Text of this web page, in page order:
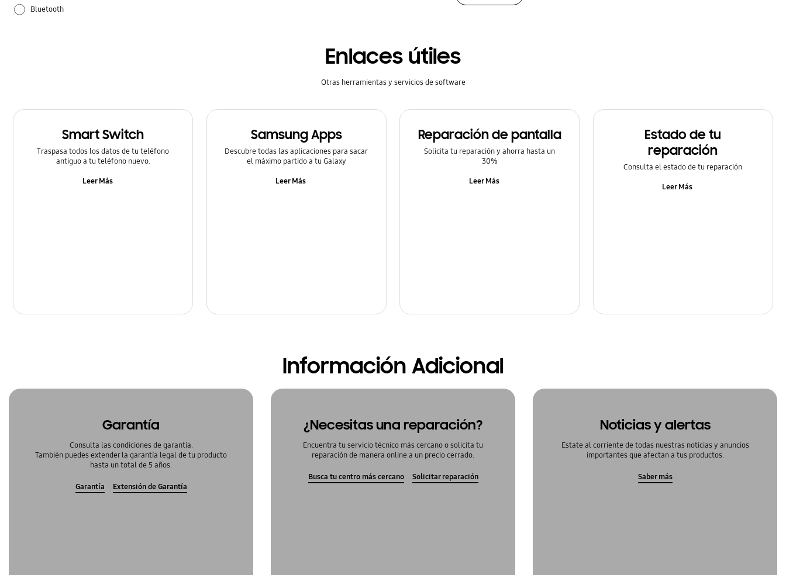
Bluetooth
Enlaces útiles
Otras herramientas y servicios de software
Smart Switch
Traspasa todos los datos de tu teléfono
antiguo a tu teléfono nuevo.
Leer Más
Samsung Apps
Descubre todas las aplicaciones para sacar
el máximo partido a tu Galaxy
Leer Más
Reparación de pantalla
Solicita tu reparación y ahorra hasta un
30%
Leer Más
Estado de tu
reparación
Consulta el estado de tu reparación
Leer Más
Información Adicional
Garantía
Consulta las condiciones de garantía.
También puedes extender la garantía legal de tu producto
hasta un total de 5 años.
Garantía Extensión de Garantía
¿Necesitas una reparación?
Encuentra tu servicio técnico más cercano o solicita tu
reparación de manera online a un precio cerrado.
Busca tu centro más cercano Solicitar reparación
Noticias y alertas
Estate al corriente de todas nuestras noticias y anuncios
importantes que afectan a tus productos.
Saber más